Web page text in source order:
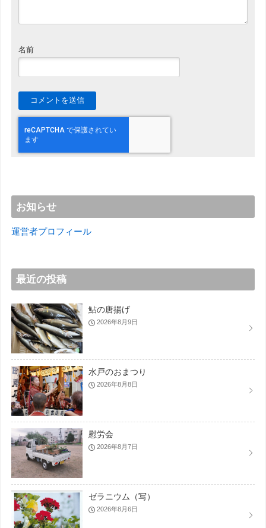
名前
お知らせ
運営者プロフィール
最近の投稿
鮎の唐揚げ
2026年8月9日
水戸のおまつり
2026年8月8日
慰労会
2026年8月7日
ゼラニウム（写）
2026年8月6日